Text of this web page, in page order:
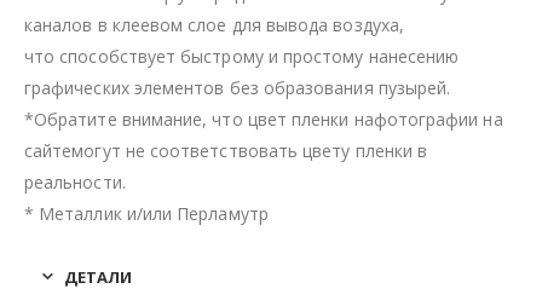
каналов в клеевом слое для вывода воздуха,
что способствует быстрому и простому нанесению
графических элементов без образования пузырей.
*Обратите внимание, что цвет пленки нафотографии на
сайтемогут не соответствовать цвету пленки в
реальности.
* Металлик и/или Перламутр
ДЕТАЛИ